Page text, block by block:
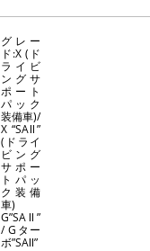
グレー
ド:X (ド
ライビ
ングサ
ポート
パック
装備車)/
X “SAⅡ”
(ドライ
ビング
サポー
トパッ
ク装備
車)
G”SAⅡ”
/ Gター
ボ”SAⅡ”